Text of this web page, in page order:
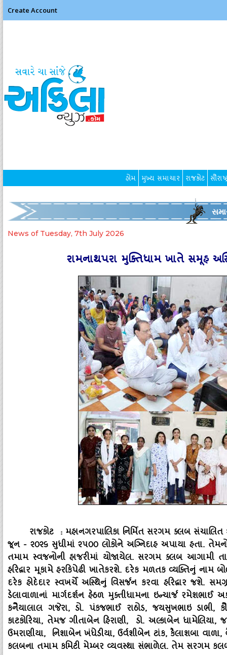
Create Account
હોમ મુખ્ય સમાચાર રાજકોટ
News of Tuesday, 7th July 2026
રામનાથપરા મુક્‍તિધામ ખાતે સમૂહ
રાજકોટ : મહાનગરપાલિકા નિર્મિત સરગમ ક્‍લબ
જૂન - ૨૦૨૬ સુધીમાં ૨૫૦૦ લોકોને અગ્નિદાહ અપાયા હતા.
તમામ સ્‍વજનોની હાજરીમાં યોજાયેલ. સરગમ ક્‍લબ આગામી
હરિદ્વાર મૂકામે હરકિપેઢી ખાતેકરશે. દરેક મળતક વ્‍યક્‍તિનું નામ
દરેક હોદેદાર સ્‍વખર્ચે અસ્‍થિનું વિસર્જન કરવા હરિદ્વાર
ડેલાવાળાનાં માર્ગદર્શન હેઠળ મુક્‍તીધામના ઇન્‍ચાર્જ રમેશભાઈ
કનૈયાલાલ ગજેરા, ડો. પંકજભાઈ રાઠોડ, જયસુખભાઇ ડાભી,
કાટકોરિયા, તેમજ ગીતાબેન હિરાણી, ડો. અલ્‍કાબેન
ઉમરાણીયા, નિશાબેન ખંધેડીયા, ઉર્વશીબેન ટાંક, કૈલાશબા
કલબના તમામ કમિટી મેમ્‍બર વ્‍યવસ્‍થા સંભાળેલ. તેમ સરગમ